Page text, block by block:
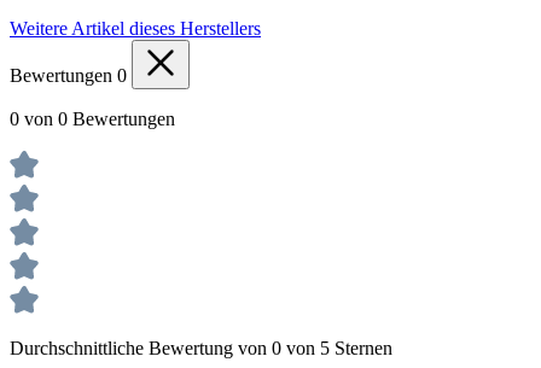
Weitere Artikel dieses Herstellers
Bewertungen 0
0 von 0 Bewertungen
Durchschnittliche Bewertung von 0 von 5 Sternen